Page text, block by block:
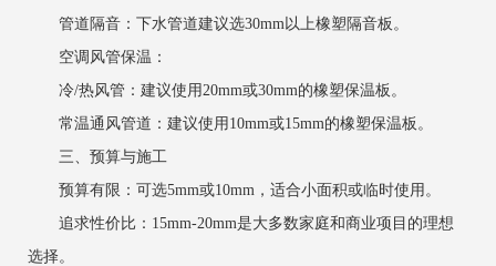
管道隔音：下水管道建议选30mm以上橡塑隔音板。
空调风管保温：
冷/热风管：建议使用20mm或30mm的橡塑保温板。
常温通风管道：建议使用10mm或15mm的橡塑保温板。
三、预算与施工
预算有限：可选5mm或10mm，适合小面积或临时使用。
追求性价比：15mm-20mm是大多数家庭和商业项目的理想
选择。